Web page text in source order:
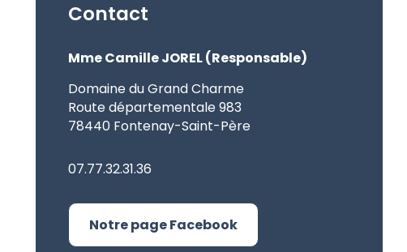
Contact
Mme Camille JOREL (Responsable)
Domaine du Grand Charme
Route départementale 983
78440 Fontenay-Saint-Père
07.77.32.31.36
Notre page Facebook